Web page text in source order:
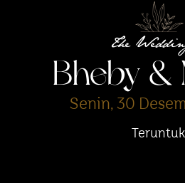
The
Bheby &
Senin, 30